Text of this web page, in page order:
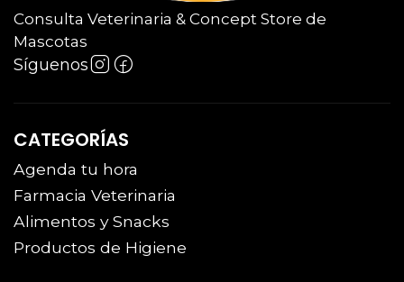
Consulta Veterinaria & Concept Store de
Mascotas
Síguenos
CATEGORÍAS
Agenda tu hora
Farmacia Veterinaria
Alimentos y Snacks
Productos de Higiene